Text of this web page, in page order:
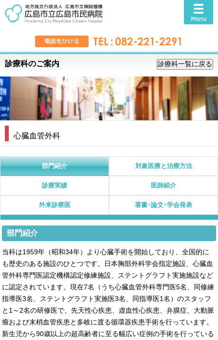
診療科のご案内
心臓血管外科
部門紹介 対象医療と治療方法
診療実績 医師紹介
外来診察医 著書･論文･学会発表
部門紹介
当科は1959年（昭和34年）より心臓手術を開始しており、全国的に
も歴史のある施設のひとつです。日本胸部外科学会指定施設、心臓血
管外科専門医認定機構認定修練施設、ステントグラフト実施施設など
に認定されています。現在7名（うち心臓血管外科専門医5名、同修練
指導医3名、ステントグラフト実施医3名、同指導医1名）のスタッフ
と1～2名の研修医で、先天性心疾患、虚血性心疾患、弁膜症、大動脈
瘤および末梢血管疾患と多岐に渡る循環器疾患手術を行っています。
新生児から90歳以上の超高齢者に至る幅広い症例の手術を行っている